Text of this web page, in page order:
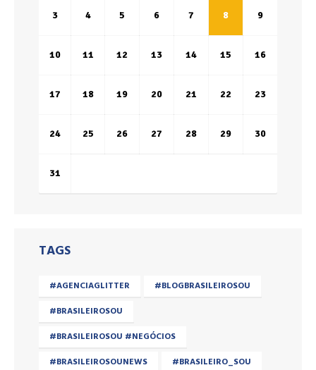
3 4 5 6 7 8 9
10 11 12 13 14 15 16
17 18 19 20 21 22 23
24 25 26 27 28 29 30
31
TAGS
#AGENCIAGLITTER
#BLOGBRASILEIROSOU
#BRASILEIROSOU
#BRASILEIROSOU #NEGÓCIOS
#BRASILEIROSOUNEWS
#BRASILEIRO_SOU